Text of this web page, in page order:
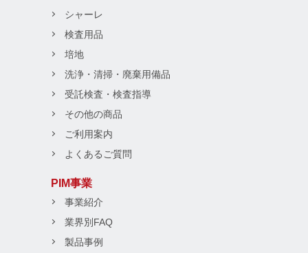
シャーレ
検査用品
培地
洗浄・清掃・廃棄用備品
受託検査・検査指導
その他の商品
ご利用案内
よくあるご質問
PIM事業
事業紹介
業界別FAQ
製品事例